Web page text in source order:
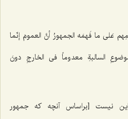
عَلى ما فَهمَه الجمهورُ أنَّ العمومَ إنّما
السالبةِ معدوماً فی الخارجِ دونَ
این نیست [براساس آنچه که جمهور